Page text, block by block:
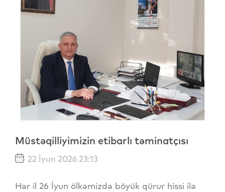
Müstəqilliyimizin etibarlı təminatçısı
22 İyun 2026 23:13
Hər il 26 İyun ölkəmizdə böyük qürur hissi ilə